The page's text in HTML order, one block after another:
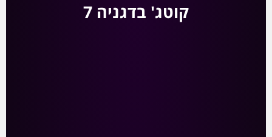
קוטג' בדגניה 7